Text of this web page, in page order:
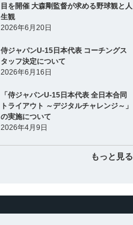
目を開催 大森剛監督が求める野球観と人
生観
2026年6月20日
侍ジャパンU-15日本代表 コーチングス
タッフ決定について
2026年6月16日
「侍ジャパンU-15日本代表 全日本合同
トライアウト ～デジタルチャレンジ～」
の実施について
2026年4月9日
もっと見る